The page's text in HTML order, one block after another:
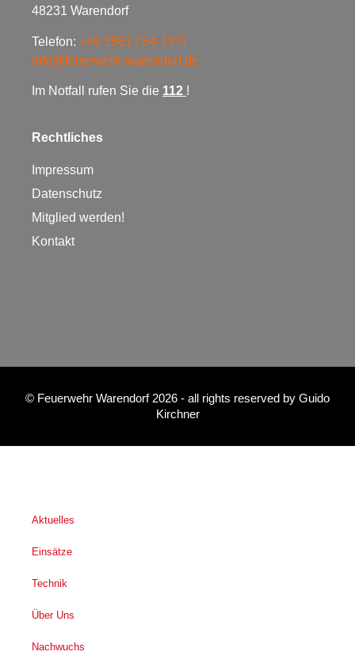
48231 Warendorf
Telefon: +49 2581 / 54-1371
info@feuerwehr-warendorf.de
Im Notfall rufen Sie die 112 !
Rechtliches
Impressum
Datenschutz
Mitglied werden!
Kontakt
© Feuerwehr Warendorf 2026 - all rights reserved by Guido
Kirchner
Aktuelles
Einsätze
Technik
Über Uns
Nachwuchs